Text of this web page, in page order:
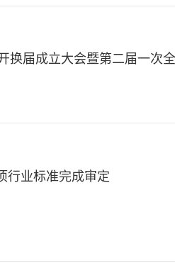
换届成立大会暨第二届一次
行业标准完成审定